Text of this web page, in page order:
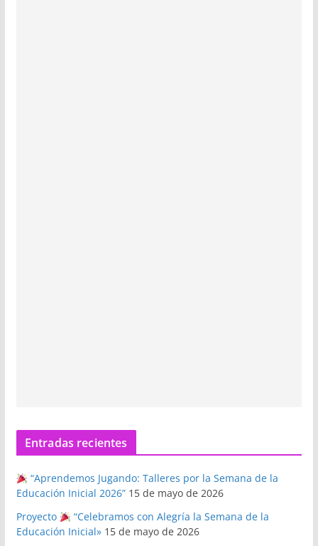
Entradas recientes
“Aprendemos Jugando: Talleres por la Semana de la
Educación Inicial 2026” 15 de mayo de 2026
Proyecto
“Celebramos con Alegría la Semana de la
Educación Inicial» 15 de mayo de 2026